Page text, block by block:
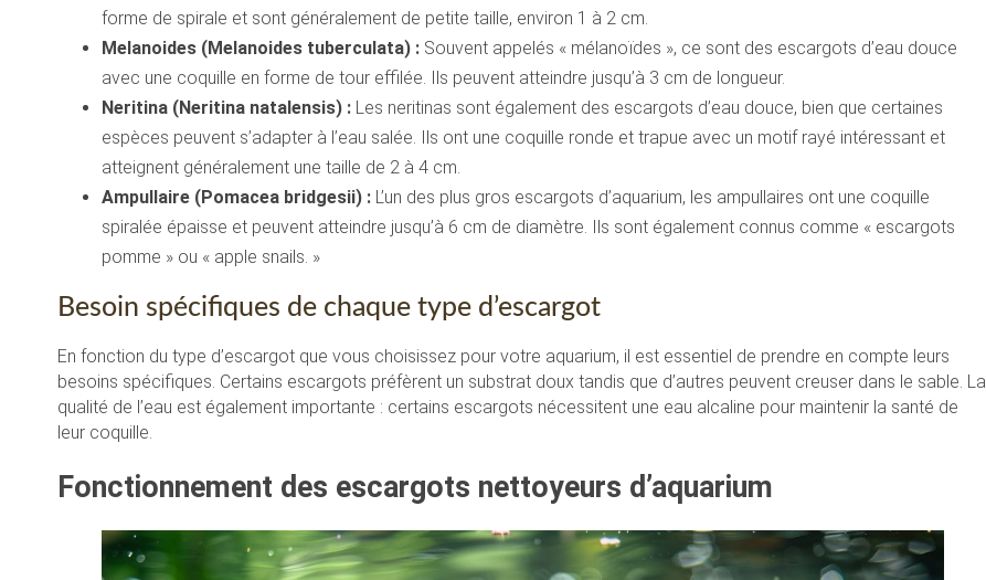
forme de spirale et sont généralement de petite taille, environ 1 à 2 cm.
Melanoides (Melanoides tuberculata) : Souvent appelés « mélanoïdes », ce sont des escargots d’eau douce
avec une coquille en forme de tour effilée. Ils peuvent atteindre jusqu’à 3 cm de longueur.
Neritina (Neritina natalensis) : Les neritinas sont également des escargots d’eau douce, bien que certaines
espèces peuvent s’adapter à l’eau salée. Ils ont une coquille ronde et trapue avec un motif rayé intéressant et
atteignent généralement une taille de 2 à 4 cm.
Ampullaire (Pomacea bridgesii) : L’un des plus gros escargots d’aquarium, les ampullaires ont une coquille
spiralée épaisse et peuvent atteindre jusqu’à 6 cm de diamètre. Ils sont également connus comme « escargots
pomme » ou « apple snails. »
Besoin spécifiques de chaque type d’escargot
En fonction du type d’escargot que vous choisissez pour votre aquarium, il est essentiel de prendre en compte leurs
besoins spécifiques. Certains escargots préfèrent un substrat doux tandis que d’autres peuvent creuser dans le sable. La
qualité de l’eau est également importante : certains escargots nécessitent une eau alcaline pour maintenir la santé de
leur coquille.
Fonctionnement des escargots nettoyeurs d’aquarium